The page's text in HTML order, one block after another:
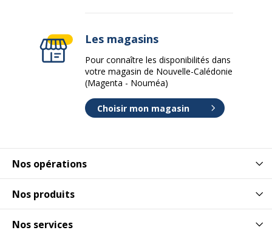
Nos opérations
Nos produits
Nos services
Les magasins
Pour connaître les disponibilités dans
votre magasin de Nouvelle-Calédonie
(Magenta - Nouméa)
Choisir mon magasin